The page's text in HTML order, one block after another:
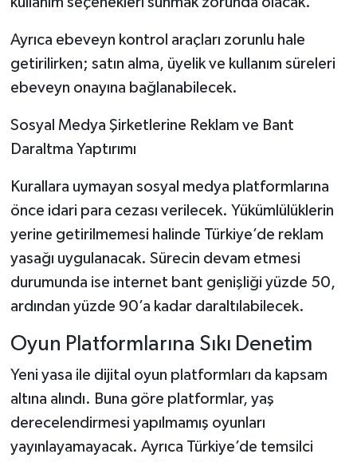
Ayrıca ebeveyn kontrol araçları zorunlu hale
getirilirken; satın alma, üyelik ve kullanım süreleri
ebeveyn onayına bağlanabilecek.
Sosyal Medya Şirketlerine Reklam ve Bant
Daraltma Yaptırımı
Kurallara uymayan sosyal medya platformlarına
önce idari para cezası verilecek. Yükümlülüklerin
yerine getirilmemesi halinde Türkiye’de reklam
yasağı uygulanacak. Sürecin devam etmesi
durumunda ise internet bant genişliği yüzde 50,
ardından yüzde 90’a kadar daraltılabilecek.
Oyun Platformlarına Sıkı Denetim
Yeni yasa ile dijital oyun platformları da kapsam
altına alındı. Buna göre platformlar, yaş
derecelendirmesi yapılmamış oyunları
yayınlayamayacak. Ayrıca Türkiye’de temsilci